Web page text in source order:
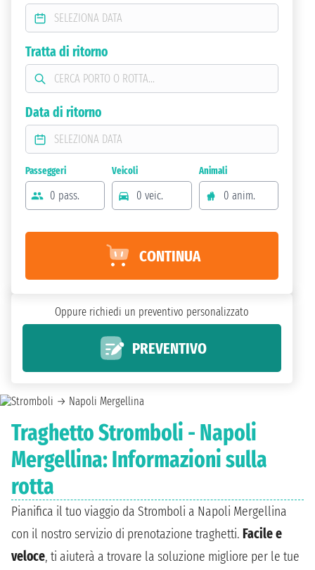
Traghetto Stromboli - Napoli
Mergellina: Informazioni sulla
rotta
Pianifica il tuo viaggio da Stromboli a Napoli Mergellina
con il nostro servizio di prenotazione traghetti. Facile e
veloce, ti aiuterà a trovare la soluzione migliore per le tue
Tratta di ritorno
Data di ritorno
Passeggeri
0 pass.
Veicoli
0 veic.
Animali
0 anim.
CONTINUA
Oppure richiedi un preventivo personalizzato
PREVENTIVO